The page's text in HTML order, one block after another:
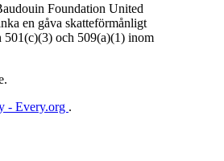
Foundation United
en gåva skatteförmånligt
501(c)(3) och 509(a)(1) inom
- Every.org .